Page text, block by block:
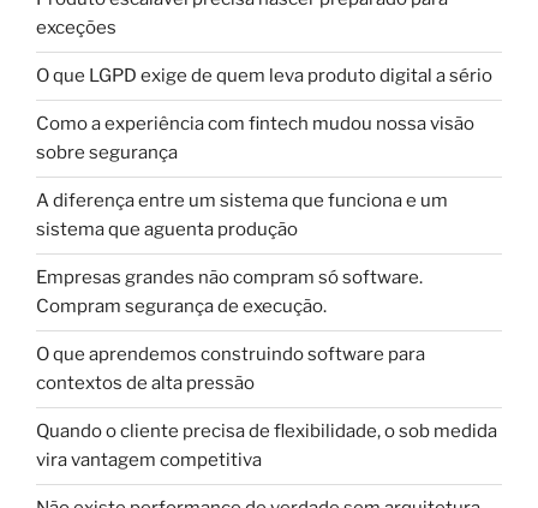
exceções
O que LGPD exige de quem leva produto digital a sério
Como a experiência com fintech mudou nossa visão
sobre segurança
A diferença entre um sistema que funciona e um
sistema que aguenta produção
Empresas grandes não compram só software.
Compram segurança de execução.
O que aprendemos construindo software para
contextos de alta pressão
Quando o cliente precisa de flexibilidade, o sob medida
vira vantagem competitiva